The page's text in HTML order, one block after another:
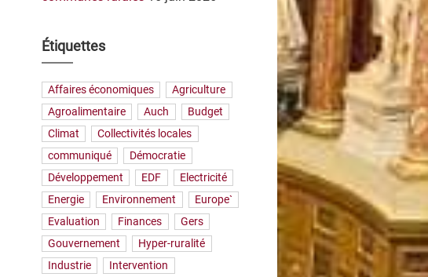
Étiquettes
Affaires économiques
Agriculture
Agroalimentaire
Auch
Budget
Climat
Collectivités locales
communiqué
Démocratie
Développement
EDF
Electricité
Energie
Environnement
Europe`
Evaluation
Finances
Gers
Gouvernement
Hyper-ruralité
Industrie
Intervention